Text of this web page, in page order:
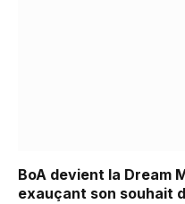
BoA devient la Dream
exauçant son souhait